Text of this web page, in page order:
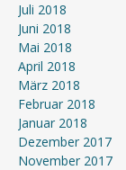
Juli 2018
Juni 2018
Mai 2018
April 2018
März 2018
Februar 2018
Januar 2018
Dezember 2017
November 2017